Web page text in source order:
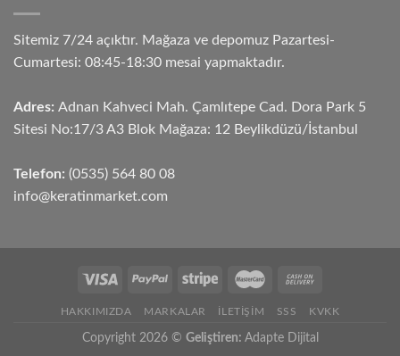
Sitemiz 7/24 açıktır. Mağaza ve depomuz Pazartesi-
Cumartesi: 08:45-18:30 mesai yapmaktadır.
Adres: Adnan Kahveci Mah. Çamlıtepe Cad. Dora Park 5
Sitesi No:17/3 A3 Blok Mağaza: 12 Beylikdüzü/İstanbul
Telefon: (0535) 564 80 08
info@keratinmarket.com
HAKKIMIZDA MARKALAR İLETIŞIM SSS KVKK
Copyright 2026 © Geliştiren: Adapte Dijital